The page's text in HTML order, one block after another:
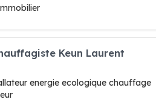
Keun Laurent
energie ecologique chauffage